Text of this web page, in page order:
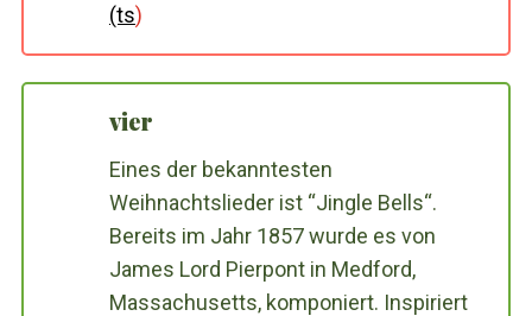
(ts)
vier
Eines der bekanntesten
Weihnachtslieder ist “Jingle Bells“.
Bereits im Jahr 1857 wurde es von
James Lord Pierpont in Medford,
Massachusetts, komponiert. Inspiriert